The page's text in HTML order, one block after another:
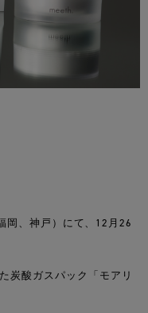
岡、神戸）にて、12月26
炭酸ガスパック「モアリ